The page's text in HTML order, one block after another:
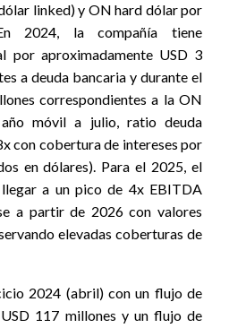
linked) y ON hard dólar por
2024, la compañía tiene
por aproximadamente USD 3
a deuda bancaria y durante el
correspondientes a la ON
móvil a julio, ratio deuda
con cobertura de intereses por
en dólares). Para el 2025, el
a un pico de 4x EBITDA
a partir de 2026 con valores
elevadas coberturas de
2024 (abril) con un flujo de
117 millones y un flujo de